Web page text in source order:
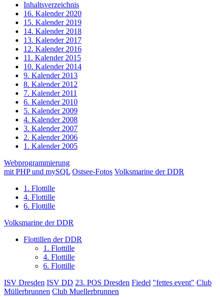
Inhaltsverzeichnis
16. Kalender 2020
15. Kalender 2019
14. Kalender 2018
13. Kalender 2017
12. Kalender 2016
11. Kalender 2015
10. Kalender 2014
9. Kalender 2013
8. Kalender 2012
7. Kalender 2011
6. Kalender 2010
5. Kalender 2009
4. Kalender 2008
3. Kalender 2007
2. Kalender 2006
1. Kalender 2005
Webprogrammierung
mit PHP und mySQL Ostsee-Fotos Volksmarine der DDR
1. Flottille
4. Flottille
6. Flottille
Volksmarine der DDR
Flottillen der DDR
1. Flottille
4. Flottille
6. Flottille
ISV Dresden ISV DD 23. POS Dresden Fiedel "fettes event" Club
Müllerbrunnen Club Muellerbrunnen